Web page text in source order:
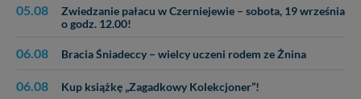
05.08
Zwiedzanie pałacu w Czerniejewie – sobota, 19 września
o godz. 12.00!
06.08 Bracia Śniadeccy – wielcy uczeni rodem ze Żnina
06.08 Kup książkę „Zagadkowy Kolekcjoner”!